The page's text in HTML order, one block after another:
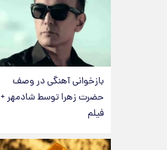
بازخوانی آهنگی در وصف
حضرت زهرا توسط شادمهر +
فیلم